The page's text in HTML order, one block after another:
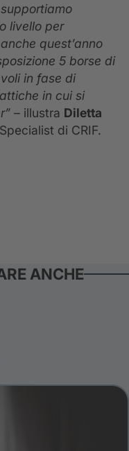
livello per
quest’anno
5 borse di
in fase di
in cui si
– illustra Diletta
di CRIF.
ANCHE